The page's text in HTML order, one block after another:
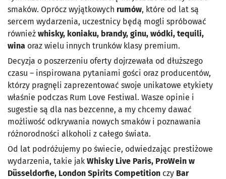
smaków. Oprócz wyjątkowych rumów, które od lat są
sercem wydarzenia, uczestnicy będą mogli spróbować
również whisky, koniaku, brandy, ginu, wódki, tequili,
wina oraz wielu innych trunków klasy premium.
Decyzja o poszerzeniu oferty dojrzewała od dłuższego
czasu – inspirowana pytaniami gości oraz producentów,
którzy pragnęli zaprezentować swoje unikatowe etykiety
właśnie podczas Rum Love Festiwal. Wasze opinie i
sugestie są dla nas bezcenne, a my chcemy dawać
możliwość odkrywania nowych smaków i poznawania
różnorodności alkoholi z całego świata.
Od lat podróżujemy po świecie, odwiedzając prestiżowe
wydarzenia, takie jak Whisky Live Paris, ProWein w
Düsseldorfie, London Spirits Competition czy Bar